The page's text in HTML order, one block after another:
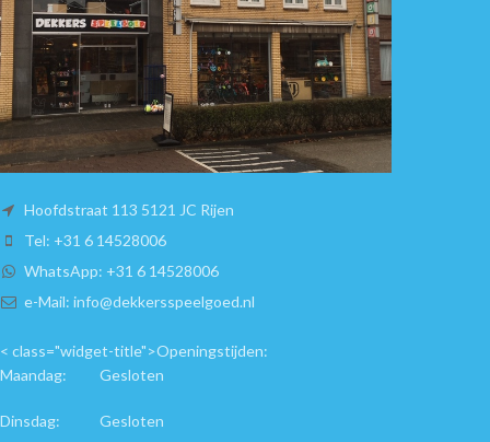
Hoofdstraat 113 5121 JC Rijen
Tel: +31 6 14528006
WhatsApp: +31 6 14528006
e-Mail: info@dekkersspeelgoed.nl
< class="widget-title">Openingstijden:
Maandag: Gesloten
Dinsdag: Gesloten